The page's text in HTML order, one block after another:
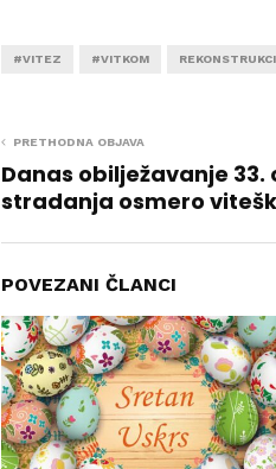
#VITEZ #VITKOM
PRETHODNA OBJAVA
Danas obilježavanje
stradanja osmero
POVEZANI ČLANCI